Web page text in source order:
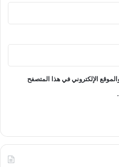
الإلكتروني في هذا المتصفح